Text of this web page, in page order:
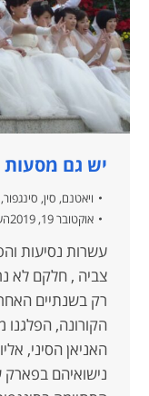
יש גם מסעות
ויאטנם, סין, סינגפור,
אוקטובר 19, 2019
עשרות נסיעות
צביה , חלקם לא
רק בשנתיים
הקורונה, הפלגנו
האניאן הסיני,
נישואיהם בפארק